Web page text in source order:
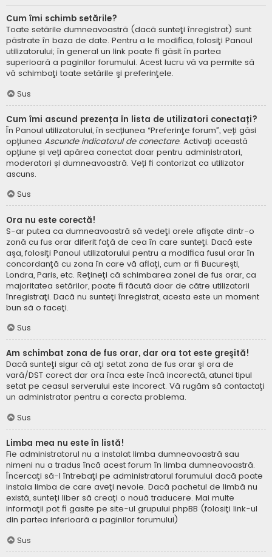
Cum îmi schimb setările?
Toate setările dumneavoastră (dacă sunteţi înregistrat) sunt
păstrate în baza de date. Pentru a le modifica, folosiţi Panoul
utilizatorului; în general un link poate fi găsit în partea
superioară a paginilor forumului. Acest lucru vă va permite să
vă schimbaţi toate setările şi preferinţele.
Sus
Cum îmi ascund prezența în lista de utilizatori conectați?
În Panoul utilizatorului, în secțiunea “Preferinţe forum”, veți găsi
opțiunea Ascunde indicatorul de conectare. Activați această
opțiune și veți apărea conectat doar pentru administratori,
moderatori și dumneavoastră. Veți fi contorizat ca utilizator
ascuns.
Sus
Ora nu este corectă!
S-ar putea ca dumneavoastră să vedeţi orele afişate dintr-o
zonă cu fus orar diferit faţă de cea în care sunteţi. Dacă este
aşa, folosiţi Panoul utilizatorului pentru a modifica fusul orar în
concordanţă cu zona în care vă aflaţi, cum ar fi Bucureşti,
Londra, Paris, etc. Reţineţi că schimbarea zonei de fus orar, ca
majoritatea setărilor, poate fi făcută doar de către utilizatorii
înregistraţi. Dacă nu sunteţi înregistrat, acesta este un moment
bun să o faceţi.
Sus
Am schimbat zona de fus orar, dar ora tot este greşită!
Dacă sunteţi sigur că aţi setat zona de fus orar şi ora de
vară/DST corect dar ora înca este încă incorectă, atunci tipul
setat pe ceasul serverului este incorect. Vă rugăm să contactaţi
un administrator pentru a corecta problema.
Sus
Limba mea nu este în listă!
Fie administratorul nu a instalat limba dumneavoastră sau
nimeni nu a tradus încă acest forum în limba dumneavoastră.
Încercaţi să-l întrebaţi pe administratorul forumului dacă poate
instala limba de care aveţi nevoie. Dacă pachetul de limbă nu
există, sunteţi liber să creaţi o nouă traducere. Mai multe
informaţii pot fi gasite pe site-ul grupului phpBB (folosiţi link-ul
din partea inferioară a paginilor forumului)
Sus